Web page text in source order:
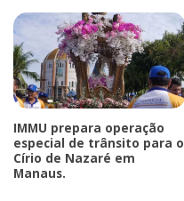
IMMU prepara operação
especial de trânsito para o
Círio de Nazaré em
Manaus.